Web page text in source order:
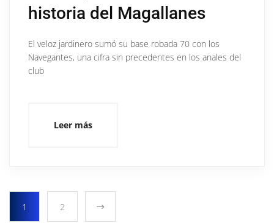
historia del Magallanes
El veloz jardinero sumó su base robada 70 con los
Navegantes, una cifra sin precedentes en los anales del
club
Leer más
1 2